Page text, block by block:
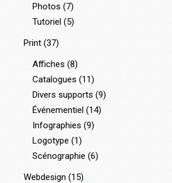
Photos (7)
Tutoriel (5)
Print (37)
Affiches (8)
Catalogues (11)
Divers supports (9)
Événementiel (14)
Infographies (9)
Logotype (1)
Scénographie (6)
Webdesign (15)